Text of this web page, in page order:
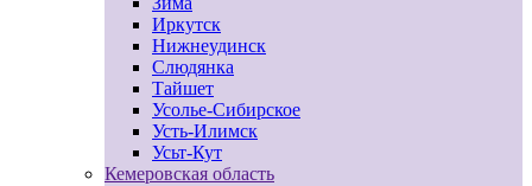
Иркутск
Нижнеудинск
Слюдянка
Тайшет
Усолье-Сибирское
Усть-Илимск
Усьт-Кут
Кемеровская область